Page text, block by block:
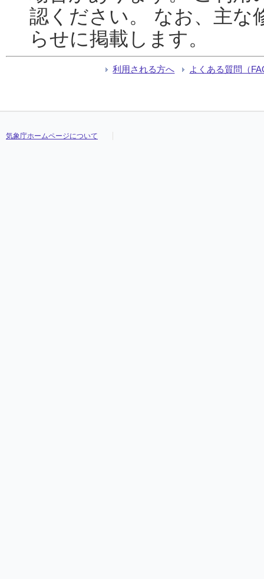
認ください。 なお、主な
らせに掲載します。
利用される方へ よくある質問（
気象庁ホームページについて